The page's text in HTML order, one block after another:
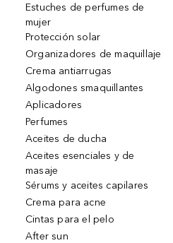
Estuches de perfumes de
mujer
Protección solar
Organizadores de maquillaje
Crema antiarrugas
Algodones smaquillantes
Aplicadores
Perfumes
Aceites de ducha
Aceites esenciales y de
masaje
Sérums y aceites capilares
Crema para acne
Cintas para el pelo
After sun